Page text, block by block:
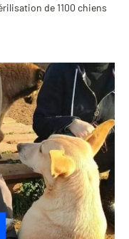
de 1100 chiens